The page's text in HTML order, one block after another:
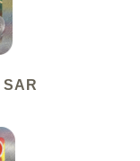
SAR